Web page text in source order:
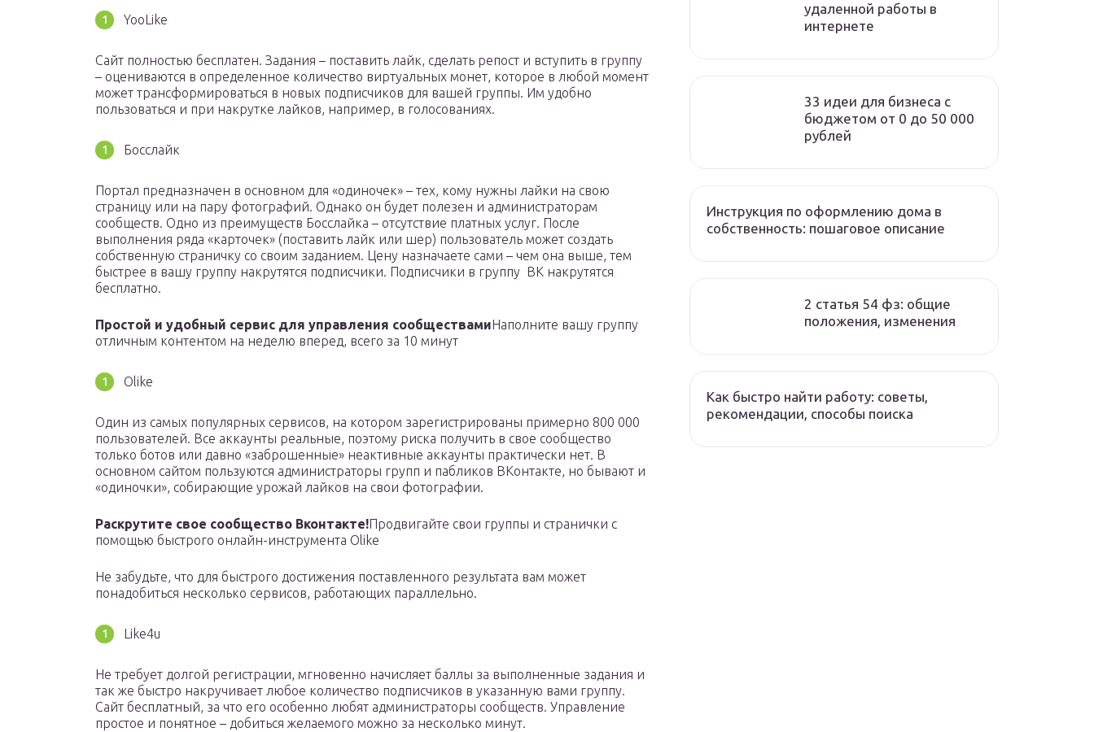
YooLike
Сайт полностью бесплатен. Задания – поставить лайк, сделать репост и вступить в группу
– оцениваются в определенное количество виртуальных монет, которое в любой момент
может трансформироваться в новых подписчиков для вашей группы. Им удобно
пользоваться и при накрутке лайков, например, в голосованиях.
Босслайк
Портал предназначен в основном для «одиночек» – тех, кому нужны лайки на свою
страницу или на пару фотографий. Однако он будет полезен и администраторам
сообществ. Одно из преимуществ Босслайка – отсутствие платных услуг. После
выполнения ряда «карточек» (поставить лайк или шер) пользователь может создать
собственную страничку со своим заданием. Цену назначаете сами – чем она выше, тем
быстрее в вашу группу накрутятся подписчики. Подписчики в группу ВК накрутятся
бесплатно.
Простой и удобный сервис для управления сообществамиНаполните вашу группу
отличным контентом на неделю вперед, всего за 10 минут
Olike
Один из самых популярных сервисов, на котором зарегистрированы примерно 800 000
пользователей. Все аккаунты реальные, поэтому риска получить в свое сообщество
только ботов или давно «заброшенные» неактивные аккаунты практически нет. В
основном сайтом пользуются администраторы групп и пабликов ВКонтакте, но бывают и
«одиночки», собирающие урожай лайков на свои фотографии.
Раскрутите свое сообщество Вконтакте!Продвигайте свои группы и странички с
помощью быстрого онлайн-инструмента Olike
Не забудьте, что для быстрого достижения поставленного результата вам может
понадобиться несколько сервисов, работающих параллельно.
Like4u
Не требует долгой регистрации, мгновенно начисляет баллы за выполненные задания и
так же быстро накручивает любое количество подписчиков в указанную вами группу.
Сайт бесплатный, за что его особенно любят администраторы сообществ. Управление
простое и понятное – добиться желаемого можно за несколько минут.
удаленной работы в
интернете
33 идеи для бизнеса с
бюджетом от 0 до 50 000
рублей
Инструкция по оформлению дома в
собственность: пошаговое описание
2 статья 54 фз: общие
положения, изменения
Как быстро найти работу: советы,
рекомендации, способы поиска